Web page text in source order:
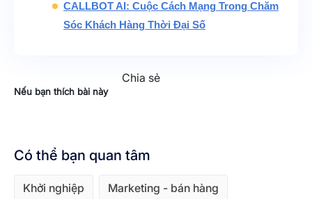
CALLBOT AI: Cuộc Cách Mạng Trong Chăm
Sóc Khách Hàng Thời Đại Số
Nếu bạn thích bài này
Chia sẻ
Có thể bạn quan tâm
Khởi nghiệp Marketing - bán hàng